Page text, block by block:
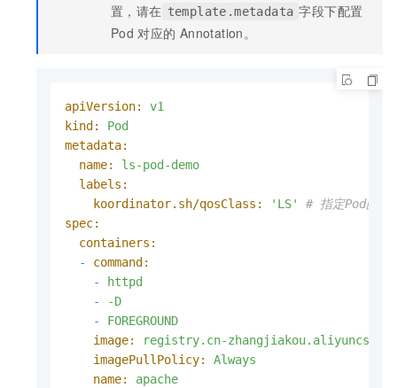
置，请在 template.metadata 字段下配置
Pod 对应的 Annotation。
apiVersion:
v1
kind:
Pod
metadata:
name:
ls-pod-demo
labels:
koordinator.sh/qosClass:
'LS'
# 指定Pod的
spec:
containers:
-
command:
-
httpd
-
-D
-
FOREGROUND
image:
registry.cn-
imagePullPolicy:
Always
name:
apache